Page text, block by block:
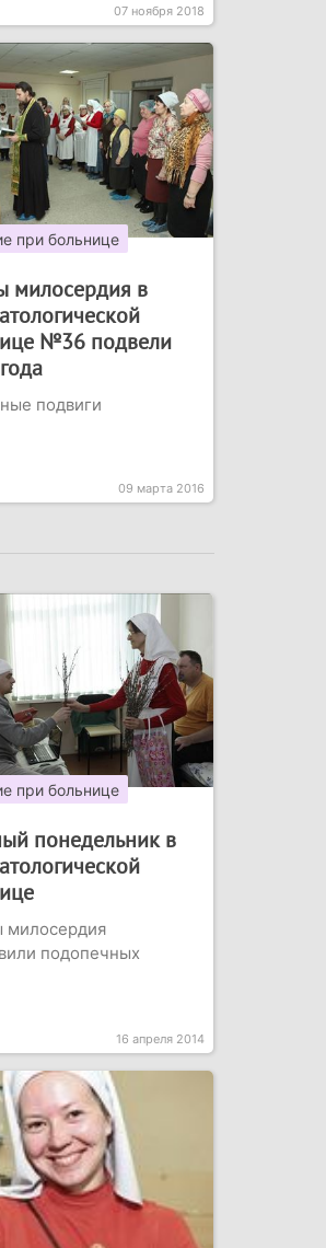
07 ноября 2018
при больнице
милосердия в
№36 подвели
подвиги
09 марта 2016
при больнице
понедельник в
милосердия
подопечных
16 апреля 2014